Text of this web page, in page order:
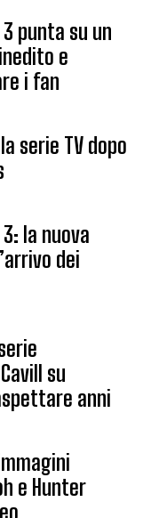
punta su un
e
i fan
serie TV dopo
la nuova
dei
su
anni
e Hunter